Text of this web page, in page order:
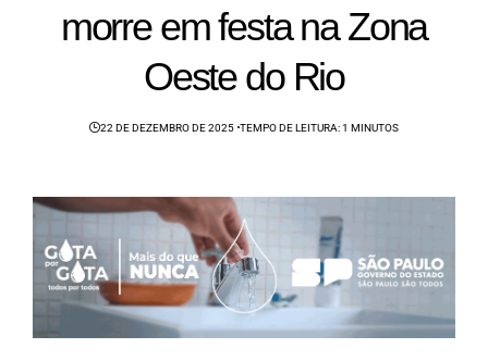
morre em festa na Zona
Oeste do Rio
22 DE DEZEMBRO DE 2025 TEMPO DE LEITURA: 1 MINUTOS